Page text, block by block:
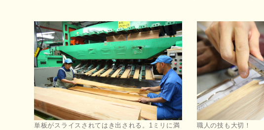
単板がスライスされてはき出される。1ミリに満
職人の技も大切！